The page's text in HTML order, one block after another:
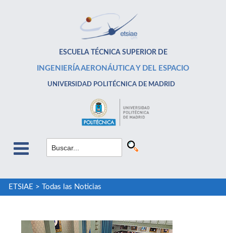
ESCUELA TÉCNICA SUPERIOR DE
INGENIERÍA AERONÁUTICA Y DEL ESPACIO
UNIVERSIDAD POLITÉCNICA DE MADRID
ETSIAE > Todas las Noticias